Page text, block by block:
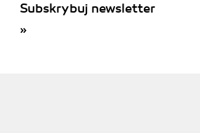
Subskrybuj newsletter
»